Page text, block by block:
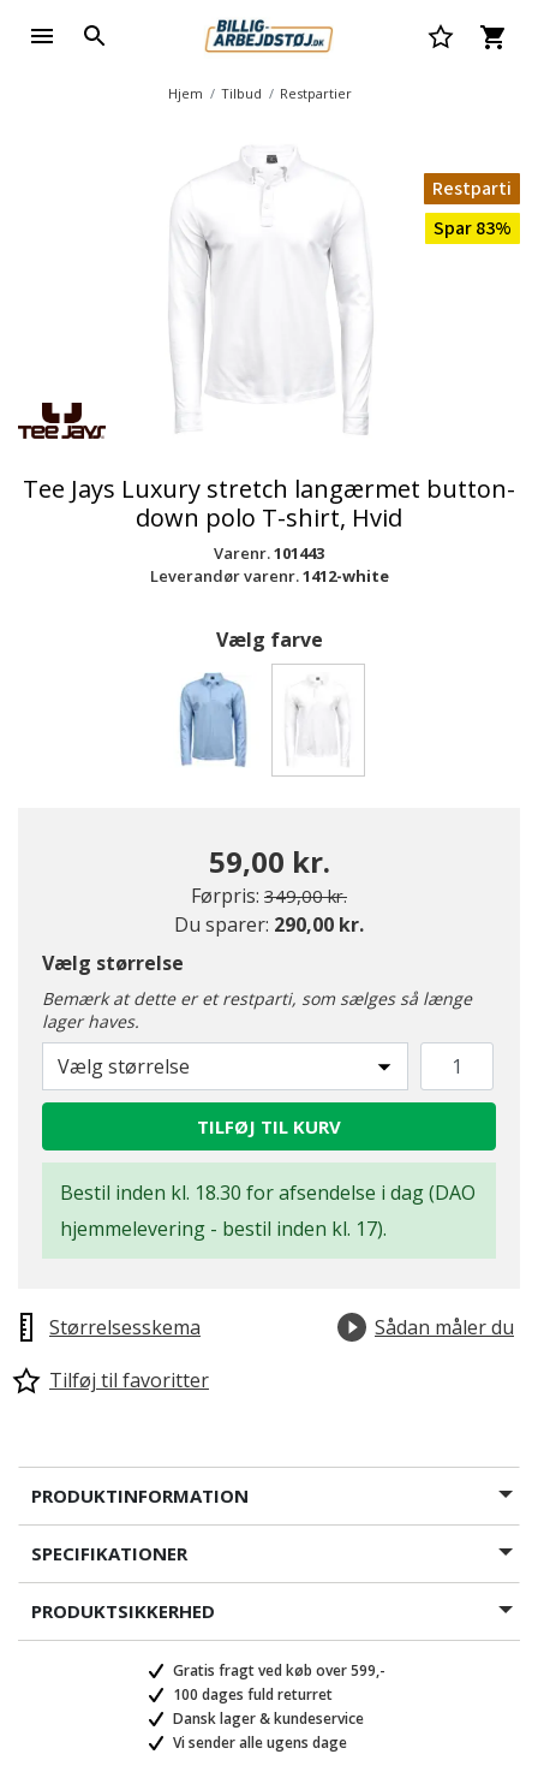
Hjem Tilbud Restpartier
Restparti
Spar 83%
Tee Jays Luxury stretch langærmet button-
down polo T-shirt, Hvid
Varenr.101443
Leverandør varenr.1412-white
Vælg farve
59,00 kr.
Førpris: Pris nedsat fra
349,00 kr.til
Du sparer: 290,00 kr.
Vælg størrelse
Bemærk at dette er et restparti, som sælges så længe
lager haves.
Vælg størrelse
TILFØJ TIL KURV
Bestil inden kl. 18.30 for afsendelse i dag (DAO
hjemmelevering - bestil inden kl. 17).
Størrelsesskema
Sådan måler du
Tilføj til favoritter
PRODUKTINFORMATION
SPECIFIKATIONER
PRODUKTSIKKERHED
Gratis fragt ved køb over 599,-
100 dages fuld returret
Dansk lager & kundeservice
Vi sender alle ugens dage